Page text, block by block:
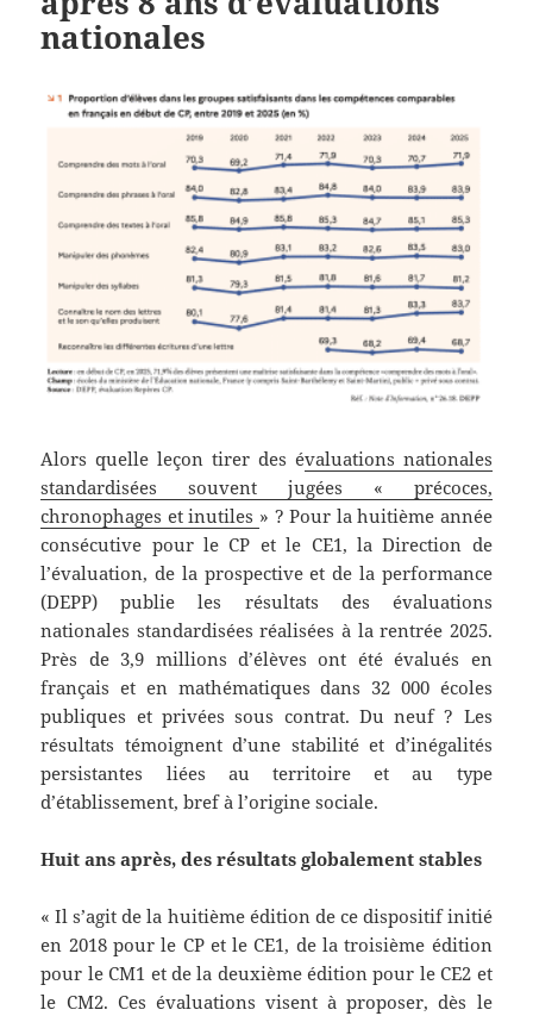
nationales
Alors quelle leçon tirer des évaluations nationales
standardisées souvent jugées « précoces,
chronophages et inutiles » ? Pour la huitième année
consécutive pour le CP et le CE1, la Direction de
l’évaluation, de la prospective et de la performance
(DEPP) publie les résultats des évaluations
nationales standardisées réalisées à la rentrée 2025.
Près de 3,9 millions d’élèves ont été évalués en
français et en mathématiques dans 32 000 écoles
publiques et privées sous contrat. Du neuf ? Les
résultats témoignent d’une stabilité et d’inégalités
persistantes liées au territoire et au type
d’établissement, bref à l’origine sociale.
Huit ans après, des résultats globalement stables
« Il s’agit de la huitième édition de ce dispositif initié
en 2018 pour le CP et le CE1, de la troisième édition
pour le CM1 et de la deuxième édition pour le CE2 et
le CM2. Ces évaluations visent à proposer, dès le